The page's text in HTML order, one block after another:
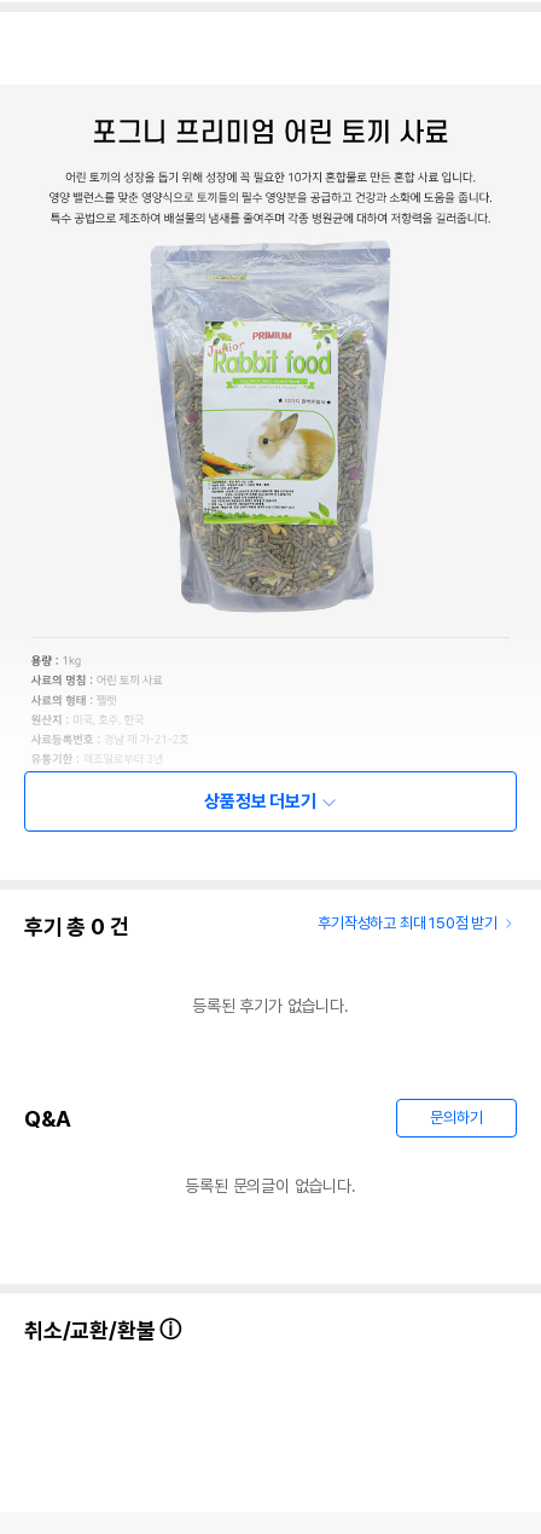
상품정보 더보기
후기 총 0 건 후기작성하고 최대 150점 받기
등록된 후기가 없습니다.
Q&A 문의하기
등록된 문의글이 없습니다.
취소/교환/환불